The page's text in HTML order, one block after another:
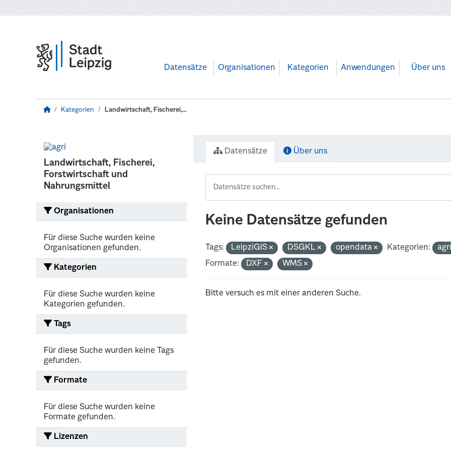
Datensätze Organisationen Kategorien Anwendungen Über uns
Kategorien Landwirtschaft, Fischerei,...
Landwirtschaft, Fischerei,
Forstwirtschaft und
Nahrungsmittel
Organisationen
Für diese Suche wurden keine
Organisationen gefunden.
Kategorien
Für diese Suche wurden keine
Kategorien gefunden.
Tags
Für diese Suche wurden keine Tags
gefunden.
Formate
Für diese Suche wurden keine
Formate gefunden.
Lizenzen
Datensätze Über uns
Keine Datensätze gefunden
Tags: LeipziGIS DSGKL opendata Kategorien:
Formate:
DXF WMS
Bitte versuch es mit einer anderen Suche.